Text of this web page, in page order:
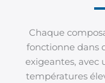
Chaque
fonctionne dans
exigeantes, avec
températures